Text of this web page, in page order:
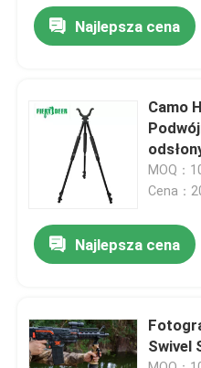
Pokaz VR
Wycieczka po fabryce
Kontrola jakości
Skontaktuj się z nami
Uwaga:
Najlepsza cena
Camo
MOQ：
Cena：
Najlepsza cena
Swivel